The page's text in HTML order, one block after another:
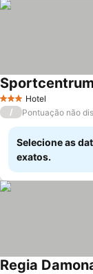
3 EstrelasHotel
/ Pontuação não
Selecione as
exatos.
Regia